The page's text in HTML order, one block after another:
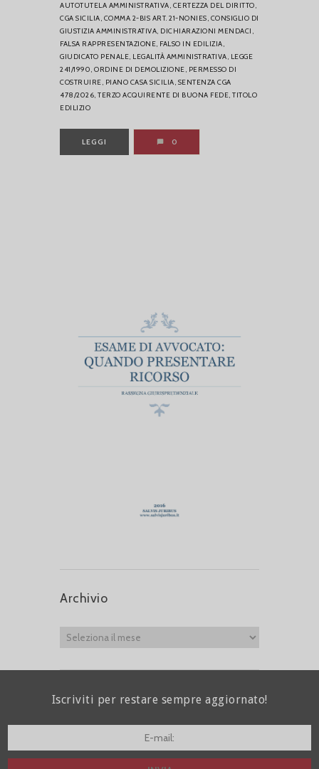
AUTOTUTELA AMMINISTRATIVA, CERTEZZA DEL DIRITTO,
CGA SICILIA, COMMA 2-BIS ART. 21-NONIES, CONSIGLIO DI
GIUSTIZIA AMMINISTRATIVA, DICHIARAZIONI MENDACI,
FALSA RAPPRESENTAZIONE, FALSO IN EDILIZIA,
GIUDICATO PENALE, LEGALITÀ AMMINISTRATIVA, LEGGE
241/1990, ORDINE DI DEMOLIZIONE, PERMESSO DI
COSTRUIRE, PIANO CASA SICILIA, SENTENZA CGA
478/2026, TERZO ACQUIRENTE DI BUONA FEDE, TITOLO
EDILIZIO
LEGGI 0
Archivio
Iscriviti per restare sempre aggiornato!